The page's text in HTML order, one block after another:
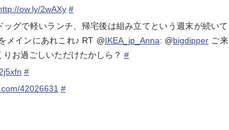
ow.ly/2wAXy #
グで軽いランチ、帰宅後は組み立てという週末が続いて
メインにあれこれ♪ RT @IKEA_jp_Anna: @bigdipper ご来
お過ごしいただけたかしら？ #
#
42026631 #